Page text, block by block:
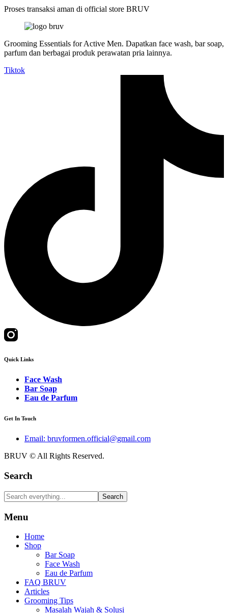
Proses transaksi aman di official store BRUV
Grooming Essentials for Active Men. Dapatkan face wash, bar soap,
parfum dan berbagai produk perawatan pria lainnya.
Tiktok
Quick Links
Face Wash
Bar Soap
Eau de Parfum
Get In Touch
Email: bruvformen.official@gmail.com
BRUV © All Rights Reserved.
Search
Search
Menu
Home
Shop
Bar Soap
Face Wash
Eau de Parfum
FAQ BRUV
Articles
Grooming Tips
Masalah Wajah & Solusi